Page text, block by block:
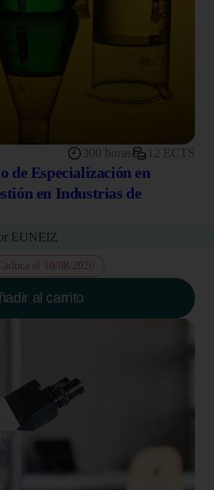
300 horas 12 ECTS
de Especialización en
en Industrias de
EUNEIZ
el 10/08/2026
al carrito